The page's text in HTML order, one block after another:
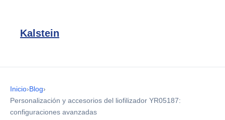
Kalstein
Inicio›Blog›
Personalización y accesorios del liofilizador YR05187:
configuraciones avanzadas